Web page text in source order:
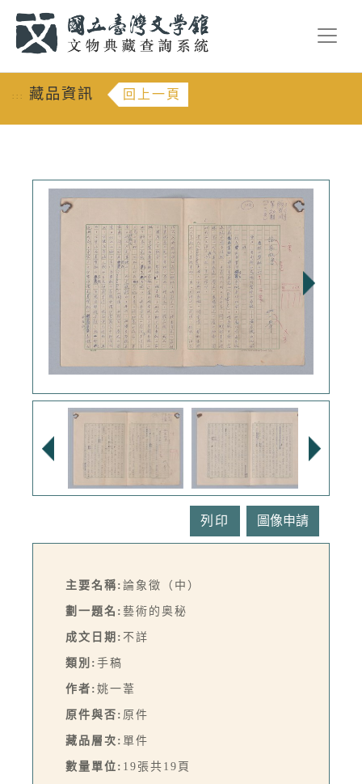
::: 藏品資訊 回上一頁
列印
主要名稱: 論象徵（中）
劃一題名: 藝術的奥秘
成文日期: 不詳
類別: 手稿
作者: 姚一葦
原件與否: 原件
藏品層次: 單件
數量單位: 19張共19頁